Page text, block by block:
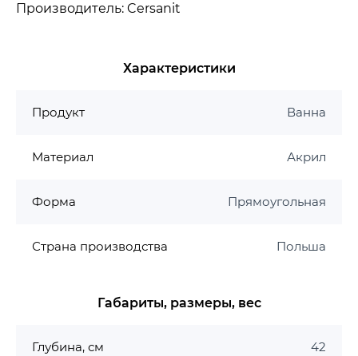
Производитель: Cersanit
Характеристики
Продукт Ванна
Материал Акрил
Форма Прямоугольная
Страна производства Польша
Габариты, размеры, вес
Глубина, см 42